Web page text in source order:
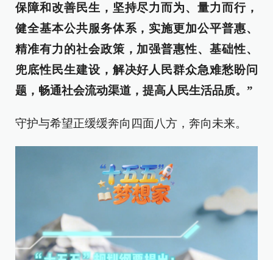
保障和改善民生，坚持尽力而为、量力而行，
健全基本公共服务体系，实施更加公平普惠、
精准有力的社会政策，加强普惠性、基础性、
兜底性民生建设，解决好人民群众急难愁盼问
题，畅通社会流动渠道，提高人民生活品质。”
守护与希望正缓缓奔向四面八方，奔向未来。